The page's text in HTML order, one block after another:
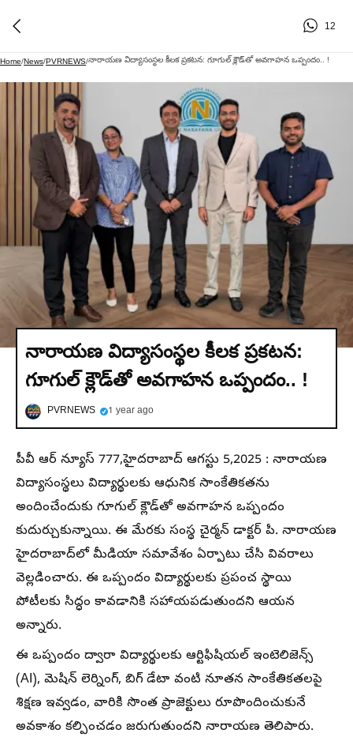
12
Home/News/PVRNEWS/నారాయణ విద్యాసంస్థల కీలక ప్రకటన: గూగుల్ క్లౌడ్‌తో అవగాహన ఒప్పందం.. !
నారాయణ విద్యాసంస్థల కీలక ప్రకటన:
గూగుల్ క్లౌడ్‌తో అవగాహన ఒప్పందం.. !
PVRNEWS 1 year ago
పీవీ ఆర్ న్యూస్ 777,హైదరాబాద్ ఆగస్టు 5,2025 : నారాయణ
విద్యాసంస్థలు విద్యార్థులకు ఆధునిక సాంకేతికతను
అందించేందుకు గూగుల్ క్లౌడ్‌తో అవగాహన ఒప్పందం
కుదుర్చుకున్నాయి. ఈ మేరకు సంస్థ చైర్మన్ డాక్టర్ పి. నారాయణ
హైదరాబాద్‌లో మీడియా సమావేశం ఏర్పాటు చేసి వివరాలు
వెల్లడించారు. ఈ ఒప్పందం విద్యార్థులకు ప్రపంచ స్థాయి
పోటీలకు సిద్ధం కావడానికి సహాయపడుతుందని ఆయన
అన్నారు.
ఈ ఒప్పందం ద్వారా విద్యార్థులకు ఆర్టిఫిషియల్ ఇంటెలిజెన్స్
(AI), మెషిన్ లెర్నింగ్, బిగ్ డేటా వంటి నూతన సాంకేతికతలపై
శిక్షణ ఇవ్వడం, వారికి సొంత ప్రాజెక్టులు రూపొందించుకునే
అవకాశం కల్పించడం జరుగుతుందని నారాయణ తెలిపారు.